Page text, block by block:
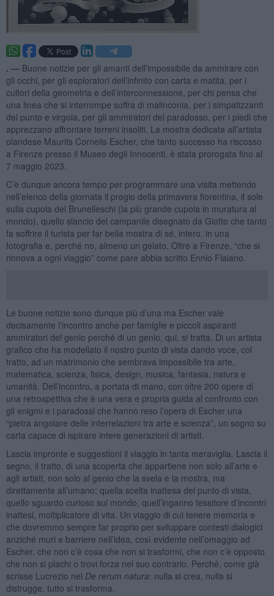
. — Buone notizie per gli amanti dell’impossibile da ammirare con
gli occhi, per gli esploratori dell’infinito con carta e matita, per i
cultori della geometria e dell’interconnessione, per chi pensa che
una linea che si interrompe soffra di malinconia, per i simpatizzanti
del punto e virgola, per gli ammiratori del paradosso, per i piedi che
apprezzano affrontare terreni insoliti. La mostra dedicata all’artista
olandese Maurits Cornelis Escher, che tanto successo ha riscosso
a Firenze presso il Museo degli Innocenti, è stata prorogata fino al
7 maggio 2023.
C’è dunque ancora tempo per programmare una visita mettendo
nell’elenco della giornata il pregio della primavera fiorentina, il sole
sulla cupola del Brunelleschi (la più grande cupola in muratura al
mondo), quello slancio del campanile disegnato da Giotto che tanto
fa soffrire il turista per far bella mostra di sé, intero, in una
fotografia e, perché no, almeno un gelato. Oltre a Firenze, “che si
rinnova a ogni viaggio” come pare abbia scritto Ennio Flaiano.
Le buone notizie sono dunque più d’una ma Escher vale
decisamente l’incontro anche per famiglie e piccoli aspiranti
ammiratori del genio perché di un genio, qui, si tratta. Di un artista
grafico che ha modellato il nostro punto di vista dando voce, col
tratto, ad un matrimonio che sembrava impossibile tra arte,
matematica, scienza, fisica, design, musica, fantasia, natura e
umanità. Dell’incontro, a portata di mano, con oltre 200 opere di
una retrospettiva che è una vera e propria guida al confronto con
gli enigmi e i paradossi che hanno reso l’opera di Escher una
“pietra angolare delle interrelazioni tra arte e scienza”, un sogno su
carta capace di ispirare intere generazioni di artisti.
Lascia impronte e suggestioni il viaggio in tanta meraviglia. Lascia il
segno, il tratto, di una scoperta che appartiene non solo all’arte e
agli artisti, non solo al genio che la svela e la mostra, ma
direttamente all’umano: quella scelta inattesa del punto di vista,
quello sguardo curioso sul mondo, quell’inganno tessitore d’incontri
inattesi, moltiplicatore di vita. Un viaggio di cui tenere memoria e
che dovremmo sempre far proprio per sviluppare contesti dialogici
anziché muri e barriere nell’idea, così evidente nell’omaggio ad
Escher, che non c’è cosa che non si trasformi, che non c’è opposto
che non si plachi o trovi forza nel suo contrario. Perché, come già
scrisse Lucrezio nel De rerum natura: nulla si crea, nulla si
distrugge, tutto si trasforma.